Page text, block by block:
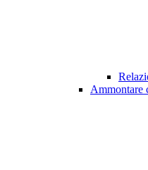
Ammontare